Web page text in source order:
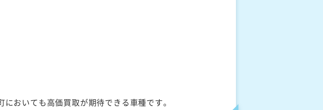
おいても高価買取が期待できる車種です。